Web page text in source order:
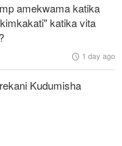
wiki hii
Apartheid vimekuwa
amekwama katika
katika vita
1 day ago
Kudumisha